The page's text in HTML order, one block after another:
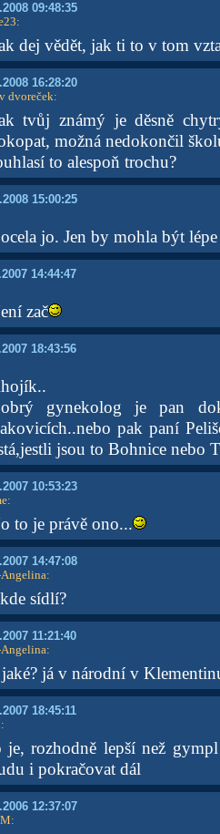
09:48:35
:
dej vědět, jak ti to v tom
16:28:20
dvoreček:
tvůj známý je děsně
možná nedokončil
to alespoň trochu?
15:00:25
jo. Jen by mohla být
14:44:47
zač
18:43:56
gynekolog je pan
pak paní
jsou to Bohnice nebo
10:53:23
:
to je právě ono...
14:47:08
:
sídlí?
11:21:40
:
já v národní v
18:45:11
:
je, rozhodně lepší než
i pokračovat dál
12:37:07
: